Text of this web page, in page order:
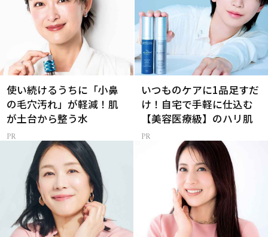
使い続けるうちに「小鼻
の毛穴汚れ」が軽減！肌
が土台から整う水
いつものケアに1品足すだ
け！自宅で手軽に仕込む
【美容医療級】のハリ肌